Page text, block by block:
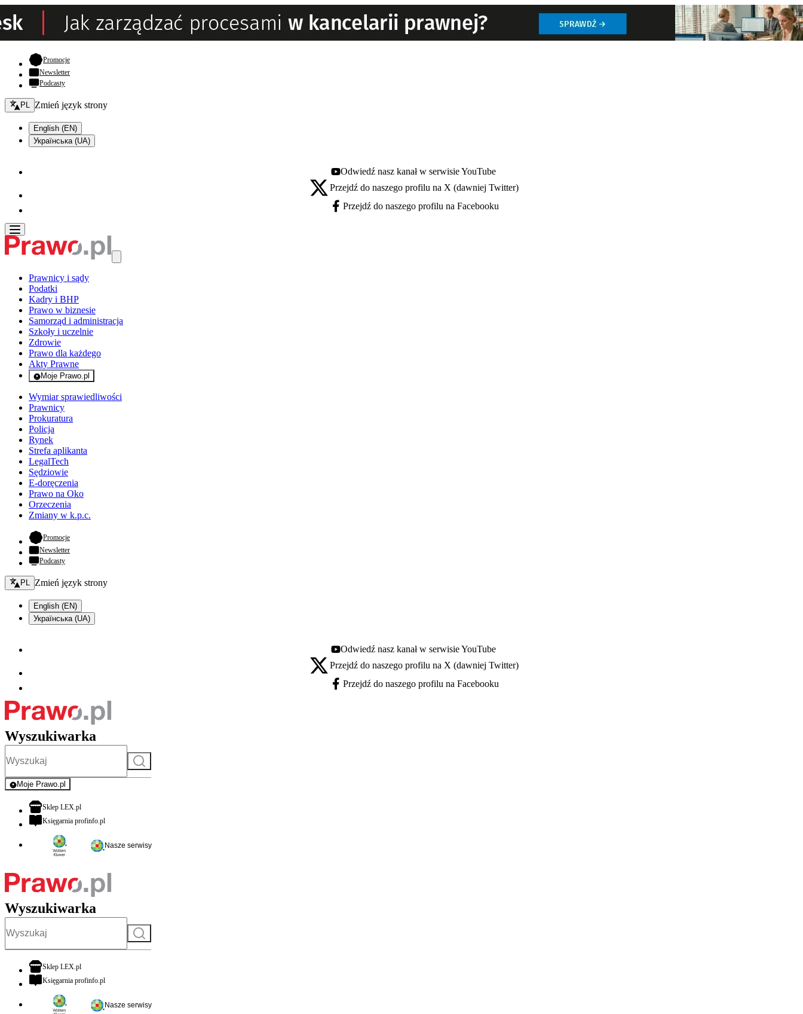
Promocje- otwiera się w nowej karcie
Newsletter
Podcasty
Zmień język - bieżący:
PL Zmień język strony
English (EN)
Українська (UA)
Youtube - otwiera się w nowej karcie
Odwiedź nasz kanał w serwisie YouTube
X - otwiera się w nowej karcie
Przejdź do naszego profilu na X (dawniej Twitter)
Facebook - otwiera się w nowej karcie
Przejdź do naszego profilu na Facebooku
Prawnicy i sądy
Podatki
Kadry i BHP
Prawo w biznesie
Samorząd i administracja
Szkoły i uczelnie
Zdrowie
Prawo dla każdego
Akty Prawne
Moje Prawo.pl
- rejestracja i logowanie do serwisu
Wymiar sprawiedliwości
Prawnicy
Prokuratura
Policja
Rynek
Strefa aplikanta
LegalTech
Sędziowie
E-doręczenia
Prawo na Oko
Orzeczenia
Zmiany w k.p.c.
Promocje- otwiera się w nowej karcie
Newsletter
Podcasty
Zmień język - bieżący:
PL Zmień język strony
English (EN)
Українська (UA)
Youtube - otwiera się w nowej karcie
Odwiedź nasz kanał w serwisie YouTube
X - otwiera się w nowej karcie
Przejdź do naszego profilu na X (dawniej Twitter)
Facebook - otwiera się w nowej karcie
Przejdź do naszego profilu na Facebooku
Wyszukiwarka
Szukaj
Moje Prawo.pl
- rejestracja i logowanie do serwisu
Sklep LEX.plotwiera się w nowej karcie
Księgarnia profinfo.plotwiera się w nowej karcie
Nasze serwisy
Wyszukiwarka
Szukaj
Sklep LEX.plotwiera się w nowej karcie
Księgarnia profinfo.plotwiera się w nowej karcie
Nasze serwisy